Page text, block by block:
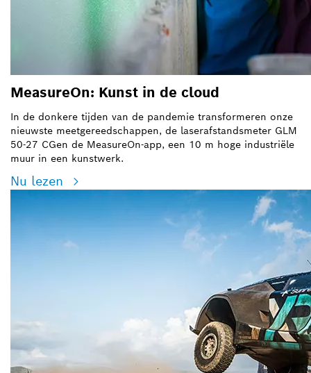
MeasureOn: Kunst in de cloud
In de donkere tijden van de pandemie transformeren onze
nieuwste meetgereedschappen, de laserafstandsmeter GLM
50-27 CGen de MeasureOn-app, een 10 m hoge industriële
muur in een kunstwerk.
Nu lezen